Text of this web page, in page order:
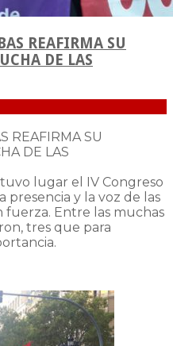
REAFIRMA SU
DE LAS
REAFIRMA SU
DE LAS
lugar el IV Congreso
presencia y la voz de las
fuerza. Entre las muchas
tres que para